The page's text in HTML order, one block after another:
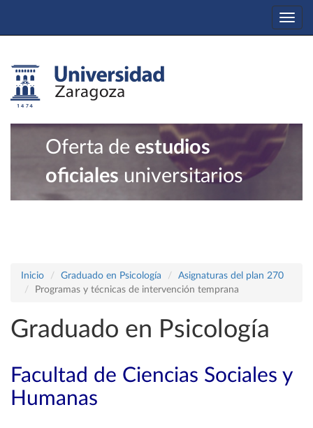
Oferta de estudios
oficiales universitarios
Inicio Graduado en Psicología
Asignaturas del plan 270
Programas y técnicas de intervención temprana
Graduado en Psicología
Facultad de Ciencias Sociales y
Humanas